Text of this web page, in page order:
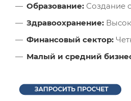
Образование: Создание
Здравоохранение:
Финансовый сектор:
Малый и средний би